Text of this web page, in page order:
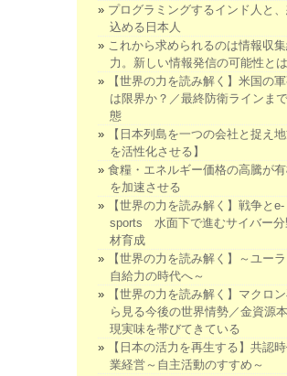
プログラミングするインド人と
込める日本人
これから求められるのは情報収
力。新しい情報発信の可能性と
【世界の力を読み解く】米国の
は限界か？／最終防衛ラインま
態
【日本列島を一つの会社と捉え
を活性化させる】
食糧・エネルギー価格の高騰が
を加速させる
【世界の力を読み解く】戦争とe-
sports 水面下で進むサイバー分
材育成
【世界の力を読み解く】～ユー
自給力の時代へ～
【世界の力を読み解く】マクロ
ら見る今後の世界情勢／金資源
現実味を帯びてきている
【日本の活力を再生する】共認
業経営～自主活動のすすめ～